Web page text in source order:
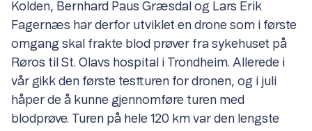
Kolden, Bernhard Paus Græsdal og Lars Erik
Fagernæs har derfor utviklet en drone som i første
omgang skal frakte blod prøver fra sykehuset på
Røros til St. Olavs hospital i Trondheim. Allerede i
vår gikk den første testturen for dronen, og i juli
håper de å kunne gjennomføre turen med
blodprøve. Turen på hele 120 km var den lengste